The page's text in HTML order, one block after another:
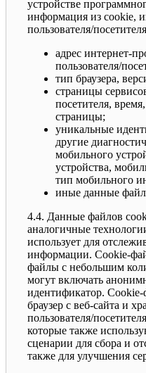
устройстве
информация из cookie,
пользователя/
адрес интернет-
пользователя/
тип браузера,
страницы
посетителя,
страницы;
уникальные
другие
мобильного
устройства,
тип мобильного
иные данные
4.4. Данные файлов
аналогичные
использует для
информации. Сookie-
файлы с небольшим
могут включать
идентификатор.
браузер с веб-сайта и
пользователя/
которые также
сценарии для сбора и
также для улучшения